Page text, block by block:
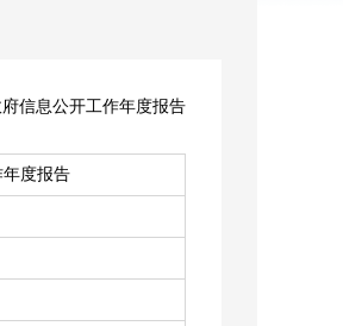
信息公开工作年度报告
度报告